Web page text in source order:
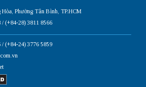
Hòa, Phường Tân Bình, TP.HCM
(+84-28) 3811 8566
(+84-24) 3776 5859